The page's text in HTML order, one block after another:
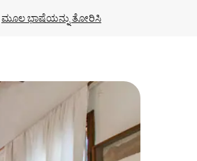
ಮೂಲ ಭಾಷೆಯನ್ನು ತೋರಿಸಿ